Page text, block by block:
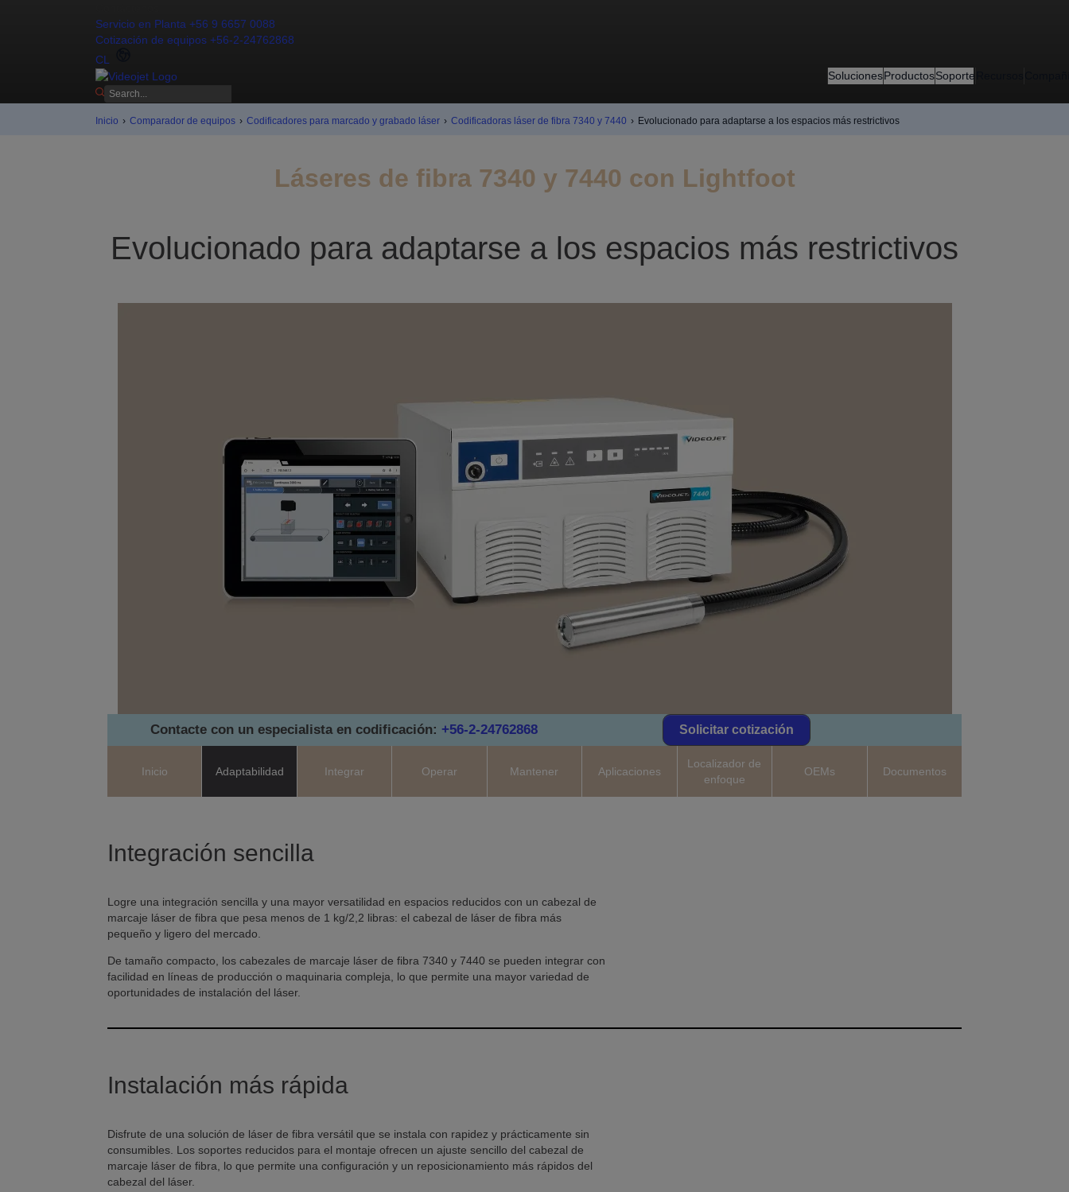
Servicio en Planta +56 9 6657 0088
Cotización de equipos +56-2-24762868
CL
SolucionesProductosSoporte
Inicio › Comparador de equipos › Codificadores para marcado y grabado láser › Codificadoras láser de fibra 7340 y 7440 › Evolucionado para adaptarse a los espacios más restrictivos
Láseres de fibra 7340 y 7440 con Lightfoot
Evolucionado para adaptarse a los espacios más restrictivos
Contacte con un especialista en codificación: +56-2-24762868 Solicitar cotización
Inicio Adaptabilidad Integrar Operar Mantener Aplicaciones
Localizador de
enfoque
OEMs Documentos
Integración sencilla
Logre una integración sencilla y una mayor versatilidad en espacios reducidos con un cabezal de
marcaje láser de fibra que pesa menos de 1 kg/2,2 libras: el cabezal de láser de fibra más
pequeño y ligero del mercado.
De tamaño compacto, los cabezales de marcaje láser de fibra 7340 y 7440 se pueden integrar con
facilidad en líneas de producción o maquinaria compleja, lo que permite una mayor variedad de
oportunidades de instalación del láser.
Instalación más rápida
Disfrute de una solución de láser de fibra versátil que se instala con rapidez y prácticamente sin
consumibles. Los soportes reducidos para el montaje ofrecen un ajuste sencillo del cabezal de
marcaje láser de fibra, lo que permite una configuración y un reposicionamiento más rápidos del
cabezal del láser.